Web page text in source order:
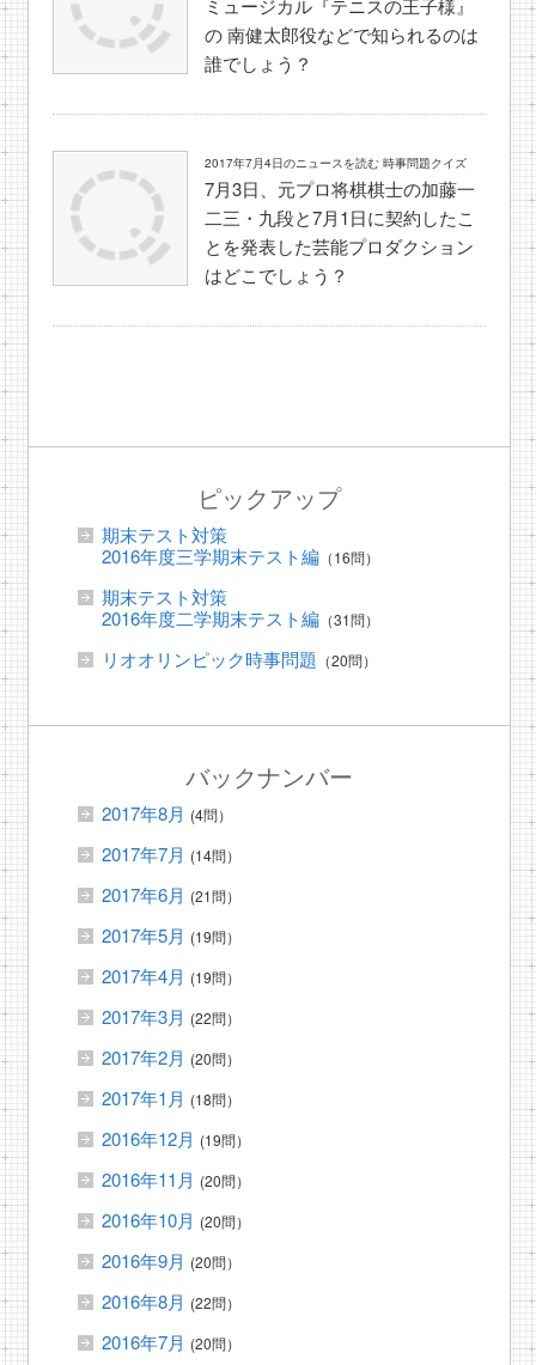
ミュージカル『テニスの王子様』
の 南健太郎役などで知られるのは
誰でしょう？
2017年7月4日のニュースを読む 時事問題クイズ
7月3日、元プロ将棋棋士の加藤一
二三・九段と7月1日に契約したこ
とを発表した芸能プロダクション
はどこでしょう？
ピックアップ
期末テスト対策
2016年度三学期末テスト編（16問）
期末テスト対策
2016年度二学期末テスト編（31問）
リオオリンピック時事問題 （20問）
バックナンバー
2017年8月 (4問）
2017年7月 (14問）
2017年6月 (21問）
2017年5月 (19問）
2017年4月 (19問）
2017年3月 (22問）
2017年2月 (20問）
2017年1月 (18問）
2016年12月 (19問）
2016年11月 (20問）
2016年10月 (20問）
2016年9月 (20問）
2016年8月 (22問）
2016年7月 (20問）